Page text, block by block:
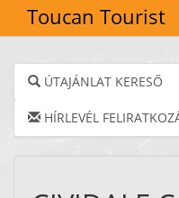
Toucan Tourist
ÚTAJÁNLAT KERESŐ
HÍRLEVÉL